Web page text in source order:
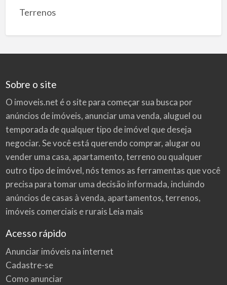
Terrenos
Sobre o site
O imoveis.net é o site para começar sua busca por
anúncios de imóveis, anunciar uma venda, aluguel ou
temporada de qualquer tipo de imóvel que deseja
negociar. Se você está querendo comprar, alugar ou
vender uma casa, apartamento, terreno ou qualquer
outro tipo de imóvel, nós temos as ferramentas que você
precisa para tomar uma decisão informada, incluindo
anúncios de casas à venda, apartamentos, terrenos,
imóveis comerciais e rurais Leia mais
Acesso rápido
Anunciar imóveis na internet
Cadastre-se
Como anunciar